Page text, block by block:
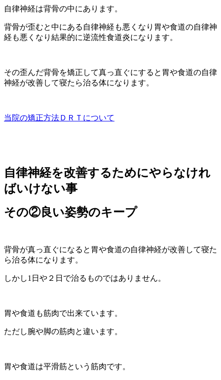
自律神経は背骨の中にあります。
背骨が歪むと中にある自律神経も悪くなり胃や食道の自律神
経も悪くなり結果的に逆流性食道炎になります。
その歪んだ背骨を矯正して真っ直ぐにすると胃や食道の自律
神経が改善して寝たら治る体になります。
当院の矯正方法ＤＲＴについて
自律神経を改善するためにやらなけれ
ばいけない事
その②良い姿勢のキープ
背骨が真っ直ぐになると胃や食道の自律神経が改善して寝た
ら治る体になります。
しかし1日や２日で治るものではありません。
胃や食道も筋肉で出来ています。
ただし腕や脚の筋肉と違います。
胃や食道は平滑筋という筋肉です。